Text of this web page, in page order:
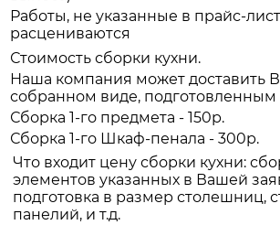
Работы, не указанные в прайс-
расцениваются
Стоимость сборки кухни.
Наша компания может доставить
собранном виде, подготовленным
Сборка 1-го предмета - 150р.
Сборка 1-го Шкаф-пенала - 300р.
Что входит цену сборки кухни:
элементов указанных в Вашей
подготовка в размер столешниц,
панелий, и т.д.